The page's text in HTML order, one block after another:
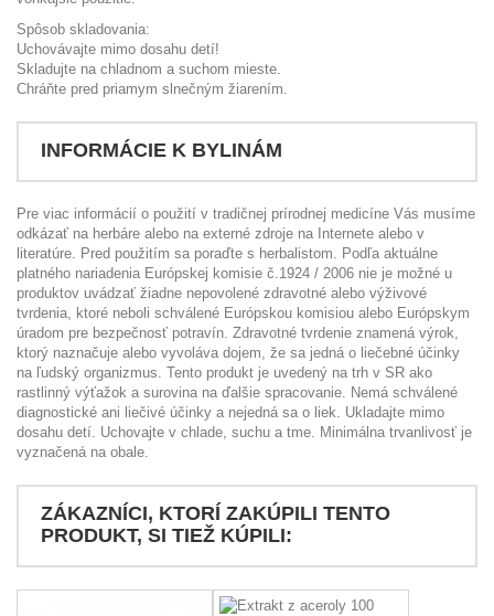
Spôsob skladovania:
Uchovávajte mimo dosahu detí!
Skladujte na chladnom a suchom mieste.
Chráňte pred priamym slnečným žiarením.
INFORMÁCIE K BYLINÁM
Pre viac informácií o použití v tradičnej prírodnej medicíne Vás musíme
odkázať na herbáre alebo na externé zdroje na Internete alebo v
literatúre. Pred použitím sa poraďte s herbalistom. Podľa aktuálne
platného nariadenia Európskej komisie č.1924 / 2006 nie je možné u
produktov uvádzať žiadne nepovolené zdravotné alebo výživové
tvrdenia, ktoré neboli schválené Európskou komisiou alebo Európskym
úradom pre bezpečnosť potravín. Zdravotné tvrdenie znamená výrok,
ktorý naznačuje alebo vyvoláva dojem, že sa jedná o liečebné účinky
na ľudský organizmus. Tento produkt je uvedený na trh v SR ako
rastlinný výťažok a surovina na ďalšie spracovanie. Nemá schválené
diagnostické ani liečivé účinky a nejedná sa o liek. Ukladajte mimo
dosahu detí. Uchovajte v chlade, suchu a tme. Minimálna trvanlivosť je
vyznačená na obale.
ZÁKAZNÍCI, KTORÍ ZAKÚPILI TENTO
PRODUKT, SI TIEŽ KÚPILI: